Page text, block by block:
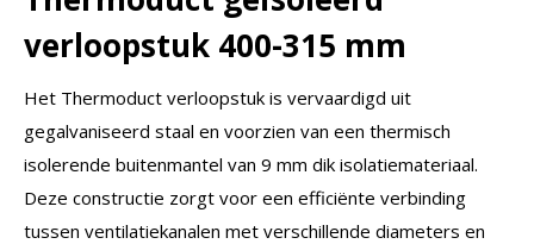
verloopstuk 400-315 mm
Het Thermoduct verloopstuk is vervaardigd uit
gegalvaniseerd staal en voorzien van een thermisch
isolerende buitenmantel van 9 mm dik isolatiemateriaal.
Deze constructie zorgt voor een efficiënte verbinding
tussen ventilatiekanalen met verschillende diameters en